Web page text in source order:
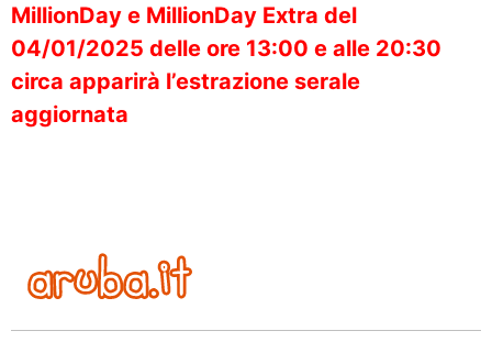
MillionDay e MillionDay Extra del
04/01/2025 delle ore 13:00 e alle 20:30
circa apparirà l’estrazione serale
aggiornata